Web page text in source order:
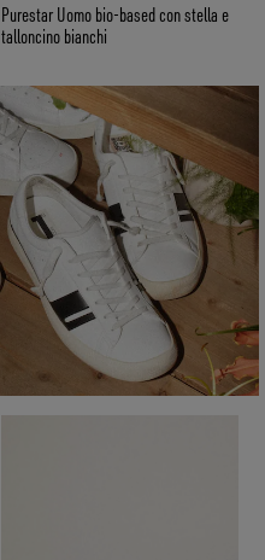
Purestar Uomo bio-based con stella e
talloncino bianchi